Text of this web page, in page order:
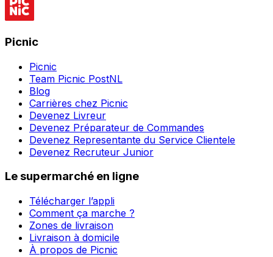
Picnic
Picnic
Team Picnic PostNL
Blog
Carrières chez Picnic
Devenez Livreur
Devenez Préparateur de Commandes
Devenez Representante du Service Clientele
Devenez Recruteur Junior
Le supermarché en ligne
Télécharger l’appli
Comment ça marche ?
Zones de livraison
Livraison à domicile
À propos de Picnic